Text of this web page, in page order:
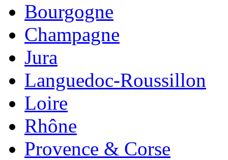
Bourgogne
Champagne
Jura
Languedoc-Roussillon
Loire
Rhône
Provence & Corse